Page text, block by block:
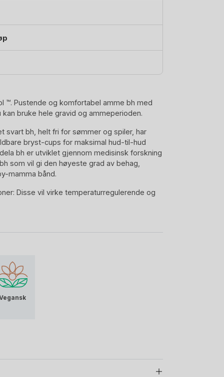
™. Pustende og komfortabel amme bh med
bruke hele gravid og ammeperioden.
svart bh, helt fri for sømmer og spiler, har
bryst-cups for maksimal hud-til-hud
bh er utviklet gjennom medisinsk forskning
som vil gi den høyeste grad av behag,
mamma bånd.
Disse vil virke temperaturregulerende og
er en hurtigtørkende bh som vil vokse
til amme perioden, og deretter i
alltid gi perfekt passform.